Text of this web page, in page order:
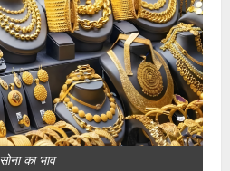
सोना का भाव